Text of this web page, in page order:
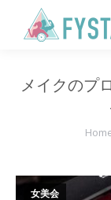
メイクのプ
You
女美会